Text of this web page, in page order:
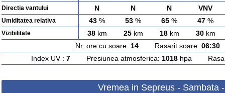
Directia vantului N N N VNV
Umiditatea relativa 43 % 53 % 65 % 47 %
Vizibilitate 38km 25km 18km 30km
Nr. ore cu soare: 14Rasarit soare: 06:30
Index UV : 7Presiunea atmosferica: 1018hpa
Vremea in Sepreus - Sambata